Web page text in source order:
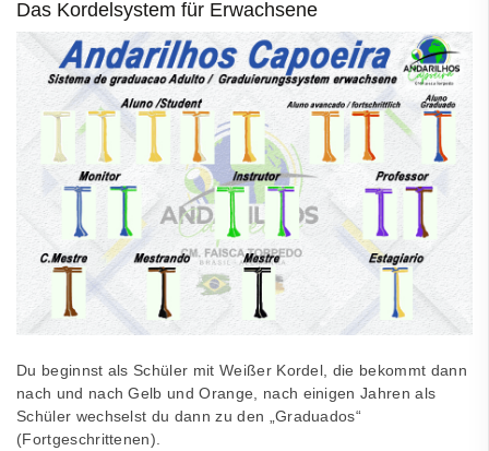
Das Kordelsystem für Erwachsene
Du beginnst als Schüler mit Weißer Kordel, die bekommt dann
nach und nach Gelb und Orange, nach einigen Jahren als
Schüler wechselst du dann zu den „Graduados“
(Fortgeschrittenen).